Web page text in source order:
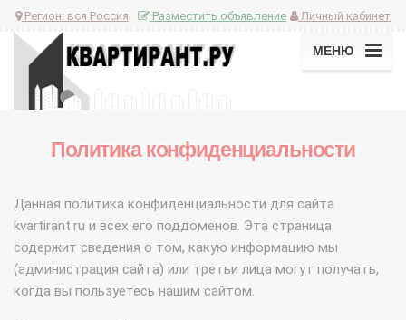
Регион: вся Россия Личный кабинет
Разместить объявление
МЕНЮ
Политика конфиденциальности
Данная политика конфиденциальности для сайта
kvartirant.ru и всех его поддоменов. Эта страница
содержит сведения о том, какую информацию мы
(администрация сайта) или третьи лица могут получать,
когда вы пользуетесь нашим сайтом.